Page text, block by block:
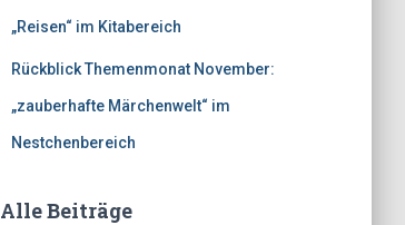
„Reisen“ im Kitabereich
Rückblick Themenmonat November:
„zauberhafte Märchenwelt“ im
Nestchenbereich
Alle Beiträge